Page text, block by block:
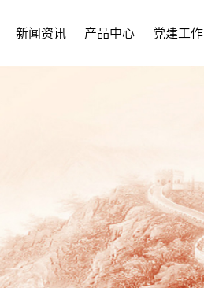
新闻资讯 产品中心 党建工作